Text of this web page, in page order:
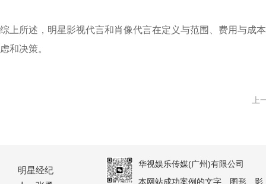
综上所述，明星影视代言和肖像代言在定义与范围、费用与成
虑和决策。
上
明星经纪
华视娱乐传媒(广州)有限公司
本网站成功案例的文字、图形、影